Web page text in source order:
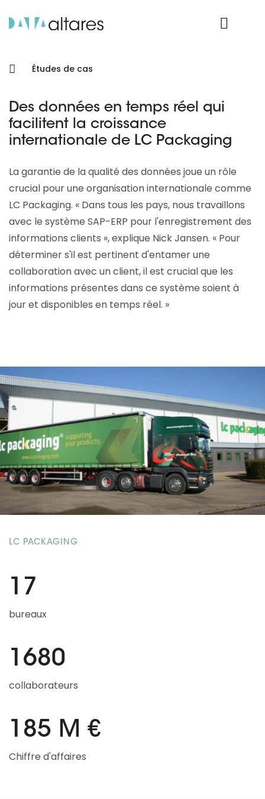
Études de cas
Des données en temps réel qui
facilitent la croissance
internationale de LC Packaging
La garantie de la qualité des données joue un rôle
crucial pour une organisation internationale comme
LC Packaging. « Dans tous les pays, nous travaillons
avec le système SAP-ERP pour l'enregistrement des
informations clients », explique Nick Jansen. « Pour
déterminer s'il est pertinent d'entamer une
collaboration avec un client, il est crucial que les
informations présentes dans ce système soient à
jour et disponibles en temps réel. »
LC PACKAGING
17
bureaux
1680
collaborateurs
185 M €
Chiffre d'affaires